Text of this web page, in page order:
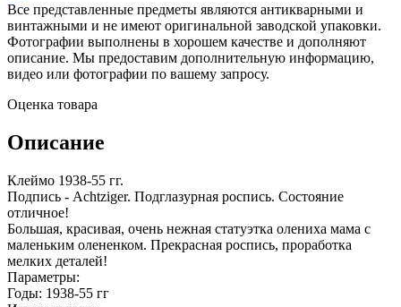
Все представленные предметы являются антикварными и
винтажными и не имеют оригинальной заводской упаковки.
Фотографии выполнены в хорошем качестве и дополняют
описание. Мы предоставим дополнительную информацию,
видео или фотографии по вашему запросу.
Оценка товара
Описание
Клеймо 1938-55 гг.
Подпись - Achtziger. Подглазурная роспись. Состояние
отличное!
Большая, красивая, очень нежная статуэтка олениха мама с
маленьким олененком. Прекрасная роспись, проработка
мелких деталей!
Параметры:
Годы: 1938-55 гг